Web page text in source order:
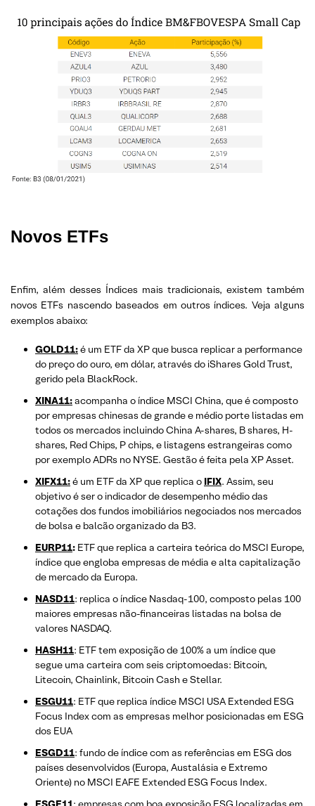
Novos ETFs
Enfim, além desses Índices mais tradicionais, existem também
novos ETFs nascendo baseados em outros índices. Veja alguns
exemplos abaixo:
GOLD11:é um ETF da XP que busca replicar a performance
do preço do ouro, em dólar, através do iShares Gold Trust,
gerido pela BlackRock.
XINA11:acompanha o índice MSCI China, que é composto
por empresas chinesas de grande e médio porte listadas em
todos os mercados incluindo China A-shares, B shares, H-
shares, Red Chips, P chips, e listagens estrangeiras como
por exemplo ADRs no NYSE. Gestão é feita pela XP Asset.
XIFX11:é um ETF da XP que replica o IFIX. Assim, seu
objetivo é ser o indicador de desempenho médio das
cotações dos fundos imobiliários negociados nos mercados
de bolsa e balcão organizado da B3.
EURP11: ETF que replica a carteira teórica do MSCI Europe,
índice que engloba empresas de média e alta capitalização
de mercado da Europa.
NASD11: replica o índice Nasdaq-100, composto pelas 100
maiores empresas não-financeiras listadas na bolsa de
valores NASDAQ.
HASH11: ETF tem exposição de 100% a um índice que
segue uma carteira com seis criptomoedas: Bitcoin,
Litecoin, Chainlink, Bitcoin Cash e Stellar.
ESGU11: ETF que replica índice MSCI USA Extended ESG
Focus Index com as empresas melhor posicionadas em ESG
dos EUA
ESGD11: fundo de índice com as referências em ESG dos
países desenvolvidos (Europa, Austalásia e Extremo
Oriente) no MSCI EAFE Extended ESG Focus Index.